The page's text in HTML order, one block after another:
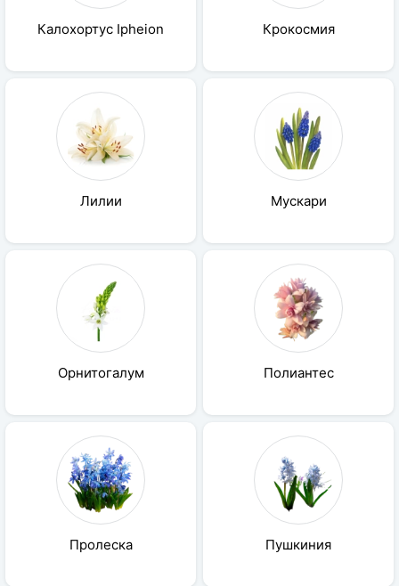
Калохортус Ipheion Крокосмия
Лилии Мускари
Орнитогалум Полиантес
Пролеска Пушкиния